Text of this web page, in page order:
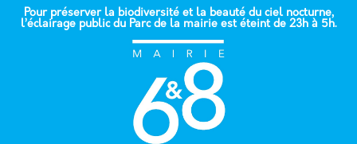
Pour préserver la biodiversité et la beauté du ciel nocturne,
l’éclairage public du Parc de la mairie est éteint de 23h à 5h.